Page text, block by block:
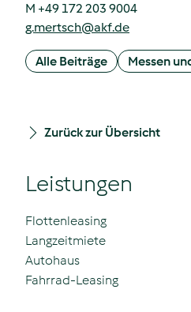
M +49 172 203 9004
g.mertsch@akf.de
Alle Beiträge Messen
Zurück zur Übersicht
Leistungen
Flottenleasing
Langzeitmiete
Autohaus
Fahrrad-Leasing